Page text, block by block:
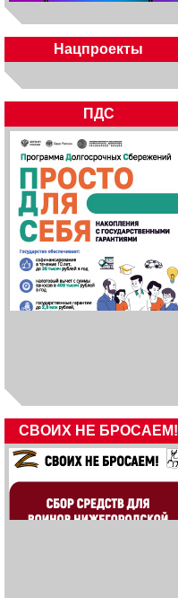
Нацпроекты
ПДС
СВОИХ НЕ БРОСАЕМ!